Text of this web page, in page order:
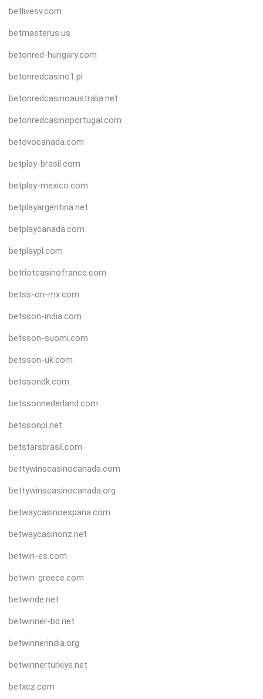
betlivesv.com
betmasterus.us
betonred-hungary.com
betonredcasino1.pl
betonredcasinoaustralia.net
betonredcasinoportugal.com
betovocanada.com
betplay-brasil.com
betplay-mexico.com
betplayargentina.net
betplaycanada.com
betplaypl.com
betriotcasinofrance.com
betss-on-mx.com
betsson-india.com
betsson-suomi.com
betsson-uk.com
betssondk.com
betssonnederland.com
betssonpl.net
betstarsbrasil.com
bettywinscasinocanada.com
bettywinscasinocanada.org
betwaycasinoespana.com
betwaycasinonz.net
betwin-es.com
betwin-greece.com
betwinde.net
betwinner-bd.net
betwinnerindia.org
betwinnerturkiye.net
betxcz.com